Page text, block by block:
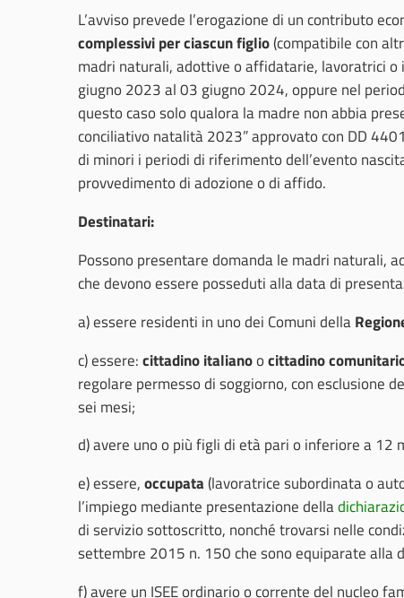
L’avviso prevede l’erogazione di un contributo
complessivi per ciascun figlio(compatibile con
madri naturali, adottive o affidatarie, lavoratrici
giugno 2023 al 03 giugno 2024, oppure nel
questo caso solo qualora la madre non abbia
conciliativo natalità 2023” approvato con DD
di minori i periodi di riferimento dell’evento
provvedimento di adozione o di affido.
Destinatari:
Possono presentare domanda le madri naturali,
che devono essere posseduti alla data di
a) essere residenti in uno dei Comuni della
c) essere:cittadino italianoocittadino
regolare permesso di soggiorno, con esclusione
sei mesi;
d) avere uno o più figli di età pari o inferiore a
e) essere,occupata(lavoratrice subordinata o
l’impiego mediante presentazione della
di servizio sottoscritto, nonché trovarsi nelle
settembre 2015 n. 150 che sono equiparate alla
f) avere un ISEE ordinario o corrente del nucleo